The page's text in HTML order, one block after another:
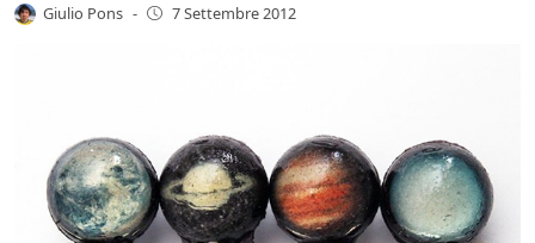
Giulio Pons - 7 Settembre 2012